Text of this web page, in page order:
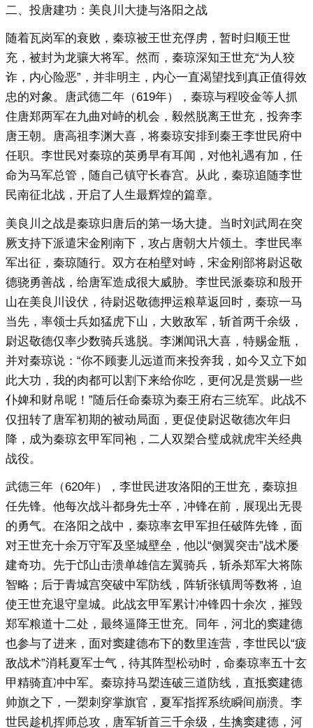
二、投唐建功：美良川大捷与洛阳之战
随着瓦岗军的衰败，秦琼被王世充俘虏，暂时归顺王世
充，被封为龙骧大将军。然而，秦琼深知王世充“为人狡
诈，内心险恶”，并非明主，内心一直渴望找到真正值得效
忠的对象。唐武德二年（619年），秦琼与程咬金等人抓
住唐郑两军在九曲对峙的机会，毅然脱离王世充，投奔李
唐王朝。唐高祖李渊大喜，将秦琼安排到秦王李世民府中
任职。李世民对秦琼的英勇早有耳闻，对他礼遇有加，任
命为马军总管，随自己镇守长春宫。从此，秦琼追随李世
民南征北战，开启了人生最辉煌的篇章。
美良川之战是秦琼归唐后的第一场大捷。当时刘武周在突
厥支持下派遣宋金刚南下，攻占唐朝大片领土。李世民率
军出征，秦琼随行。双方在柏壁对峙，宋金刚部将尉迟敬
德骁勇善战，给唐军造成很大威胁。李世民派秦琼和殷开
山在美良川设伏，待尉迟敬德押运粮草返回时，秦琼一马
当先，率领士兵如猛虎下山，大败敌军，斩首两千余级，
尉迟敬德仅率少数骑兵逃脱。李渊闻讯大喜，特赐金瓶，
并对秦琼说：“你不顾妻儿远道而来投奔我，如今又立下如
此大功，我的肉都可以割下来给你吃，更何况是赏赐一些
仆婢和财帛呢！”随后任命秦琼为秦王府右三统军。此战不
仅扭转了唐军初期的被动局面，更促使尉迟敬德次年归
降，成为秦琼玄甲军同袍，二人双槊合璧成就虎牢关经典
战役。
武德三年（620年），李世民进攻洛阳的王世充，秦琼担
任先锋。他每次战斗都身先士卒，冲锋在前，展现出无畏
的勇气。在洛阳之战中，秦琼率玄甲军担任破阵先锋，面
对王世充十余万守军及坚城壁垒，他以“侧翼突击”战术屡
建奇功。先于邙山击溃单雄信左翼骑兵，斩杀郑军大将陈
智略；后于青城宫突破中军防线，阵斩张镇周等数将，迫
使王世充退守皇城。此战玄甲军累计冲锋四十余次，摧毁
郑军粮道十二处，最终逼降王世充。同年，河北的窦建德
也参与了进来，面对窦建德布下的数里连营，李世民以“疲
敌战术”消耗夏军士气，待其阵型松动时，命秦琼率五十玄
甲精骑直冲中军。秦琼持马槊连破三道防线，直抵窦建德
帅旗之下，一槊刺穿掌旗官，夏军指挥系统瞬间崩溃。李
世民趁机挥师总攻，唐军斩首三千余级，生擒窦建德，河